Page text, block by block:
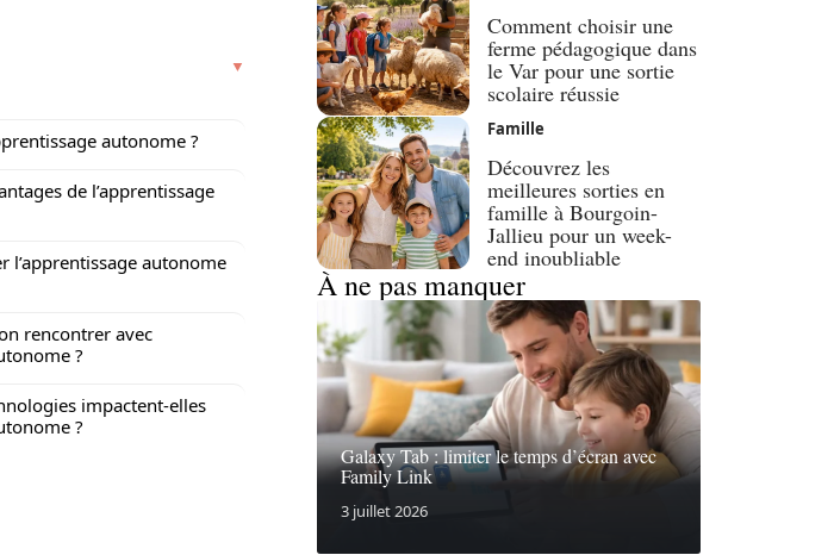
autonome ?
de l’apprentissage
l’apprentissage autonome
rencontrer avec
?
impactent-elles
?
Comment choisir une
ferme pédagogique dans
le Var pour une sortie
scolaire réussie
Famille
Découvrez les
meilleures sorties en
famille à Bourgoin-
Jallieu pour un week-
end inoubliable
À ne pas manquer
Galaxy Tab : limiter le temps d’écran avec
Family Link
3 juillet 2026